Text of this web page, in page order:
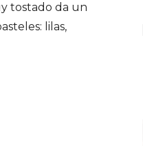
tostado da un
lilas,